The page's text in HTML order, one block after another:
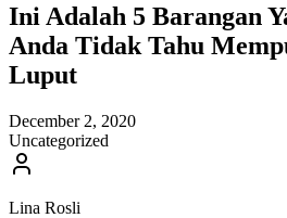
Ini Adalah 5 Barangan
Anda Tidak Tahu
Luput
December 2, 2020
Uncategorized
Lina Rosli